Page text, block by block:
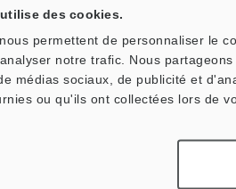
des cookies.
permettent de personnaliser le
notre trafic. Nous
médias sociaux, de publicité et
ou qu'ils ont collectées lors de